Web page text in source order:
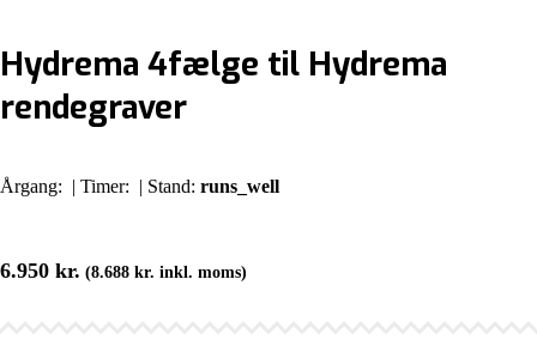
Hydrema 4fælge til Hydrema
rendegraver
Årgang: | Timer: | Stand: runs_well
6.950 kr. (8.688 kr. inkl. moms)